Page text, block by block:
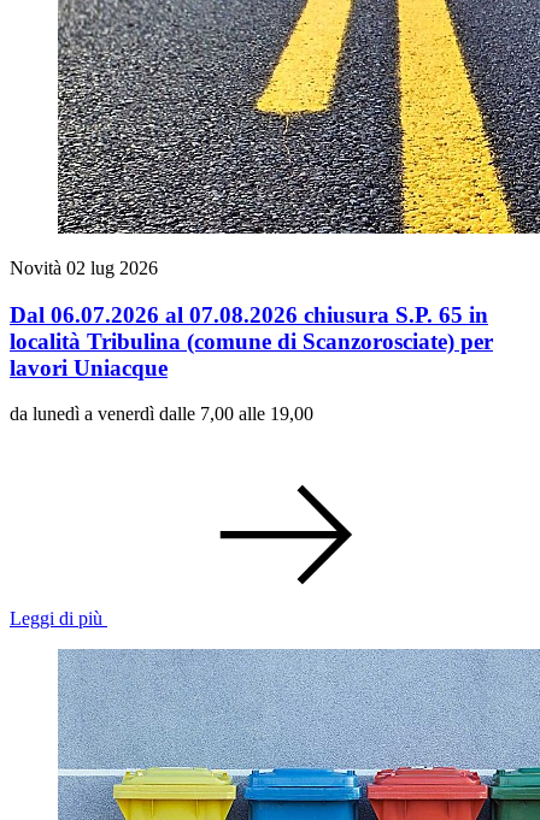
Novità 02 lug 2026
Dal 06.07.2026 al 07.08.2026 chiusura S.P. 65 in
località Tribulina (comune di Scanzorosciate) per
lavori Uniacque
da lunedì a venerdì dalle 7,00 alle 19,00
Leggi di più